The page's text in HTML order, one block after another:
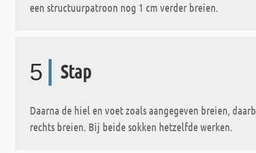
een structuurpatroon nog 1 cm verder breien.
5 Stap
Daarna de hiel en voet zoals aangegeven breien,
rechts breien. Bij beide sokken hetzelfde werken.